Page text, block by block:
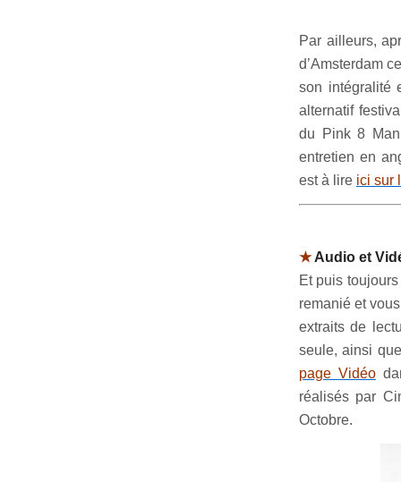
Par ailleurs,
d’Amsterdam
son intégralité
alternatif
du Pink 8
entretien en
est à lire ici sur
★Audio et
Et puis
remanié et
extraits de
seule, ainsi
page Vidéo
réalisés par
Octobre.